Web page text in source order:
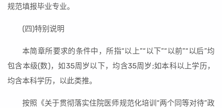
规范填报毕业专业。
(四)特别说明
本简章所要求的条件中，所指“以上”“以下”“以前”“以后”均
包含本级(数)，如35周岁以下，均含35周岁;如本科以上学历，
均含本科学历，以此类推。
按照《关于贯彻落实住院医师规范化培训“两个同等对待”政